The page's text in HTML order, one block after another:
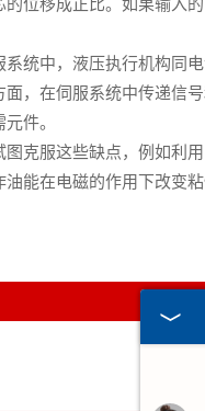
位移成正比。如果输入
统中，液压执行机构同电
，在伺服系统中传递信
件。
克服这些缺点，例如利
能在电磁的作用下改变粘